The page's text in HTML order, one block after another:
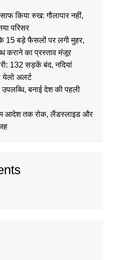
किया रुख: गौलापार नहीं,
परिसर
15 बड़े फैसलों पर लगी मुहर,
कराने का प्रस्ताव मंजूर
132 सड़कें बंद, नदियां
अलर्ट
उपलब्धि, बनाई देश की पहली
आदेश तक रोक, लैंडस्लाइड और